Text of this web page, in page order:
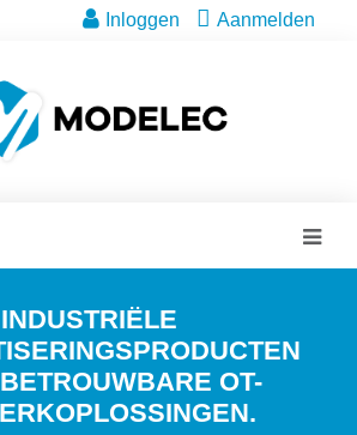
Inloggen Aanmelden
INDUSTRIËLE
OT-